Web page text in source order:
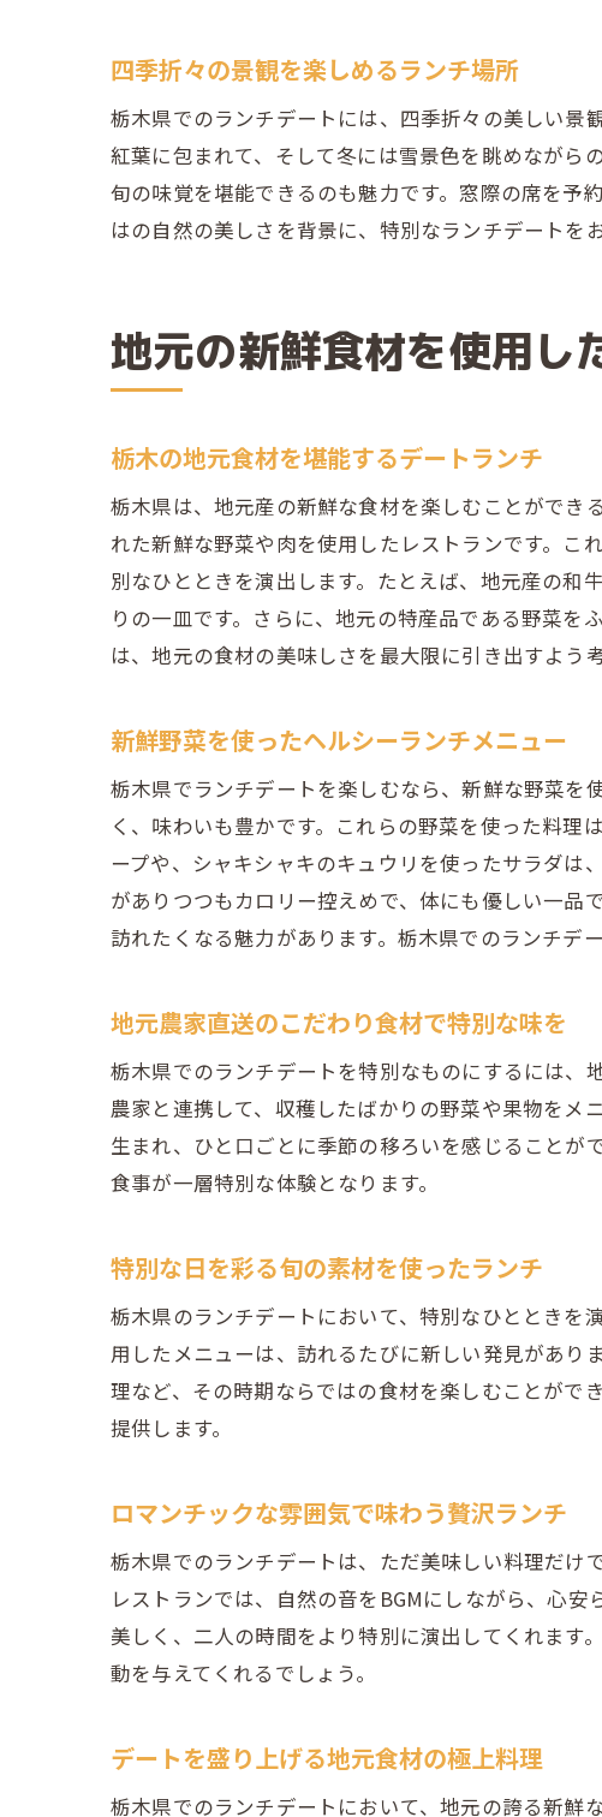
暖
栃
栃木の
特別な
特
二
デ
四季折々の景観を楽しめるランチ場所
栃木県でのランチデートには、四季折々の美しい景
紅葉に包まれて、そして冬には雪景色を眺めながら
旬の味覚を堪能できるのも魅力です。窓際の席を予
はの自然の美しさを背景に、特別なランチデートを
地元の新鮮食材を使用し
栃木の地元食材を堪能するデートランチ
栃木県は、地元産の新鮮な食材を楽しむことができ
れた新鮮な野菜や肉を使用したレストランです。こ
別なひとときを演出します。たとえば、地元産の和
りの一皿です。さらに、地元の特産品である野菜
は、地元の食材の美味しさを最大限に引き出すよう
新鮮野菜を使ったヘルシーランチメニュー
栃木県でランチデートを楽しむなら、新鮮な野菜を
く、味わいも豊かです。これらの野菜を使った料理
ープや、シャキシャキのキュウリを使ったサラダは
がありつつもカロリー控えめで、体にも優しい一品
訪れたくなる魅力があります。栃木県でのランチデ
地元農家直送のこだわり食材で特別な味を
栃木県でのランチデートを特別なものにするには、
農家と連携して、収穫したばかりの野菜や果物をメ
生まれ、ひと口ごとに季節の移ろいを感じることが
食事が一層特別な体験となります。
特別な日を彩る旬の素材を使ったランチ
栃木県のランチデートにおいて、特別なひとときを
用したメニューは、訪れるたびに新しい発見があ
理など、その時期ならではの食材を楽しむことがで
提供します。
ロマンチックな雰囲気で味わう贅沢ランチ
栃木県でのランチデートは、ただ美味しい料理だけ
レストランでは、自然の音をBGMにしながら、心
美しく、二人の時間をより特別に演出してくれます
動を与えてくれるでしょう。
デートを盛り上げる地元食材の極上料理
栃木県でのランチデートにおいて、地元の誇る新鮮